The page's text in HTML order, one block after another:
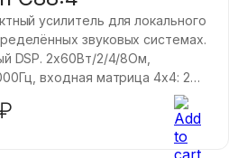
усилитель для локального
звуковых системах.
DSP. 2х60Вт/2/4/8Ом,
входная матрица 4х4: 2